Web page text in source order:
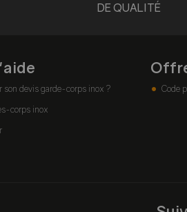
DE QUALITÉ
son devis garde-corps inox ?
corps inox
Code